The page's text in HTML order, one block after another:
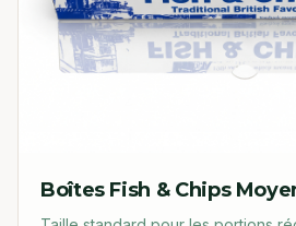
Boîtes Fish & Chips